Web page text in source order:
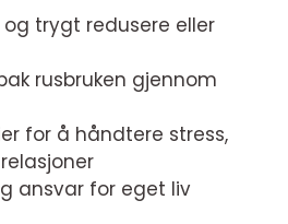
og trygt redusere eller
rusbruken gjennom
for å håndtere stress,
ansvar for eget liv